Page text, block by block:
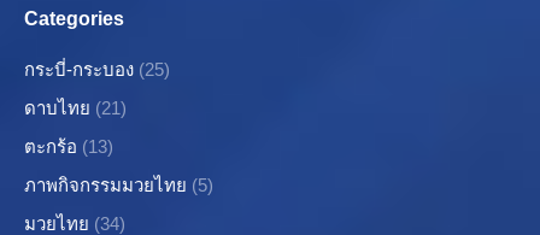
Categories
กระบี่-กระบอง (25)
ดาบไทย (21)
ตะกร้อ (13)
ภาพกิจกรรมมวยไทย (5)
มวยไทย (34)